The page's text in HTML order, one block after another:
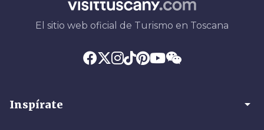
El sitio web oficial de Turismo en Toscana
Inspírate arrow_drop_down